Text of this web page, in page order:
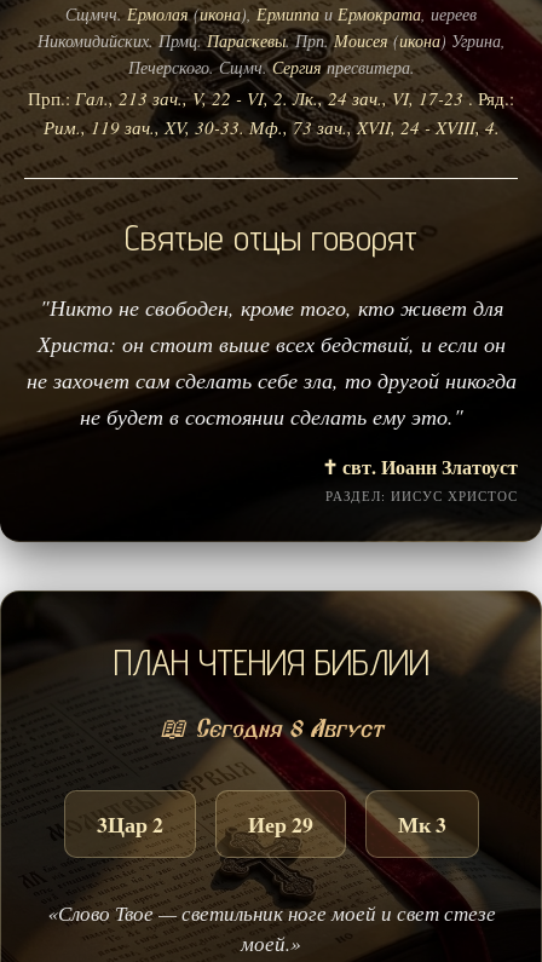
Сщмчч. Ермолая(икона),Ермиппаи Ермократа , иереев
Никомидийских. Прмц.Параскевы. Прп.Моисея(икона) Угрина,
Печерского. Сщмч.Сергияпресвитера.
Прп.: Гал., 213 зач., V, 22 - VI, 2. Лк., 24 зач., VI, 17-23 . Ряд.:
Рим., 119 зач., XV, 30-33. Мф., 73 зач., XVII, 24 - XVIII, 4.
Святые отцы говорят
"Никто не свободен, кроме того, кто живет для
Христа: он стоит выше всех бедствий, и если он
не захочет сам сделать себе зла, то другой никогда
не будет в состоянии сделать ему это."
✝️ свт. Иоанн Златоуст
РАЗДЕЛ: ИИСУС ХРИСТОС
ПЛАН ЧТЕНИЯ БИБЛИИ
📖 Сегодня 8 Август
3Цар 2 Иер 29 Мк 3
«Слово Твое — светильник ноге моей и свет стезе
моей.»